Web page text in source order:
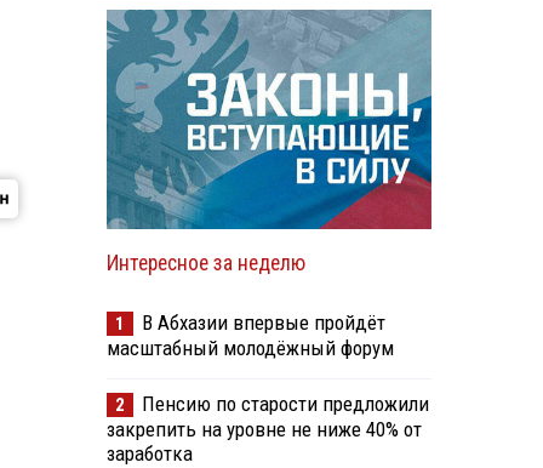
Интересное за неделю
1
В Абхазии впервые пройдёт
масштабный молодёжный форум
2
Пенсию по старости предложили
закрепить на уровне не ниже 40% от
заработка